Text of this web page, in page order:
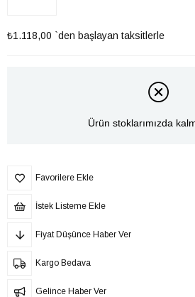
₺1.118,00 `den başlayan taksitlerle
Ürün stoklarımızda
Favorilere Ekle
İstek Listeme Ekle
Fiyat Düşünce Haber Ver
Kargo Bedava
Gelince Haber Ver